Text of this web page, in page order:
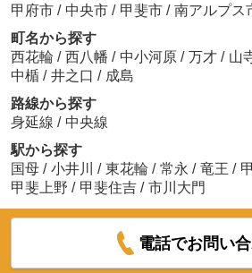
甲府市 / 中央市 / 甲斐市 / 南アルプス
町名から探す
西花輪 / 西八幡 / 中小河原 / 万才 / 山
中楯 / 井之口 / 成島
路線から探す
身延線 / 中央線
駅から探す
国母 / 小井川 / 東花輪 / 常永 / 竜王 /
甲斐上野 / 甲斐住吉 / 市川大門
電話でお問い